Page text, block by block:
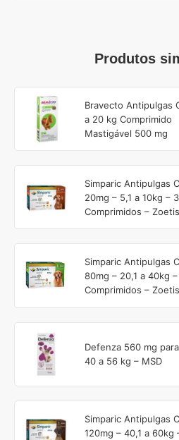
Produtos
Bravecto Antipulgas
a 20 kg Comprimido
Mastigável 500 mg
Simparic Antipulgas
20mg – 5,1 a 10kg – 3
Comprimidos – Zoetis
Simparic Antipulgas
80mg – 20,1 a 40kg
Comprimidos – Zoetis
Defenza 560 mg
40 a 56 kg – MSD
Simparic Antipulgas
120mg – 40,1 a 60kg